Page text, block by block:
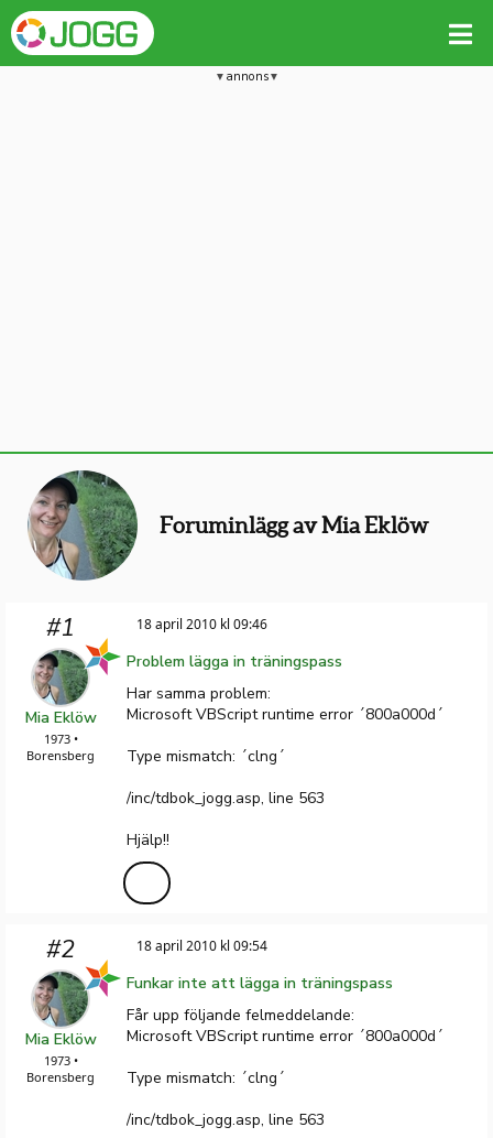
annons
Foruminlägg av Mia Eklöw
#1
Mia Eklöw
1973 •
Borensberg
18 april 2010 kl 09:46
Problem lägga in träningspass
Har samma problem:
Microsoft VBScript runtime error ´800a000d´
Type mismatch: ´clng´
/inc/tdbok_jogg.asp, line 563
Hjälp!!
#2
Mia Eklöw
1973 •
Borensberg
18 april 2010 kl 09:54
Funkar inte att lägga in träningspass
Får upp följande felmeddelande:
Microsoft VBScript runtime error ´800a000d´
Type mismatch: ´clng´
/inc/tdbok_jogg.asp, line 563